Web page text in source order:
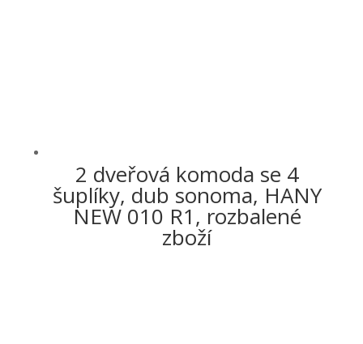
2 dveřová komoda se 4
šuplíky, dub sonoma, HANY
NEW 010 R1, rozbalené
zboží